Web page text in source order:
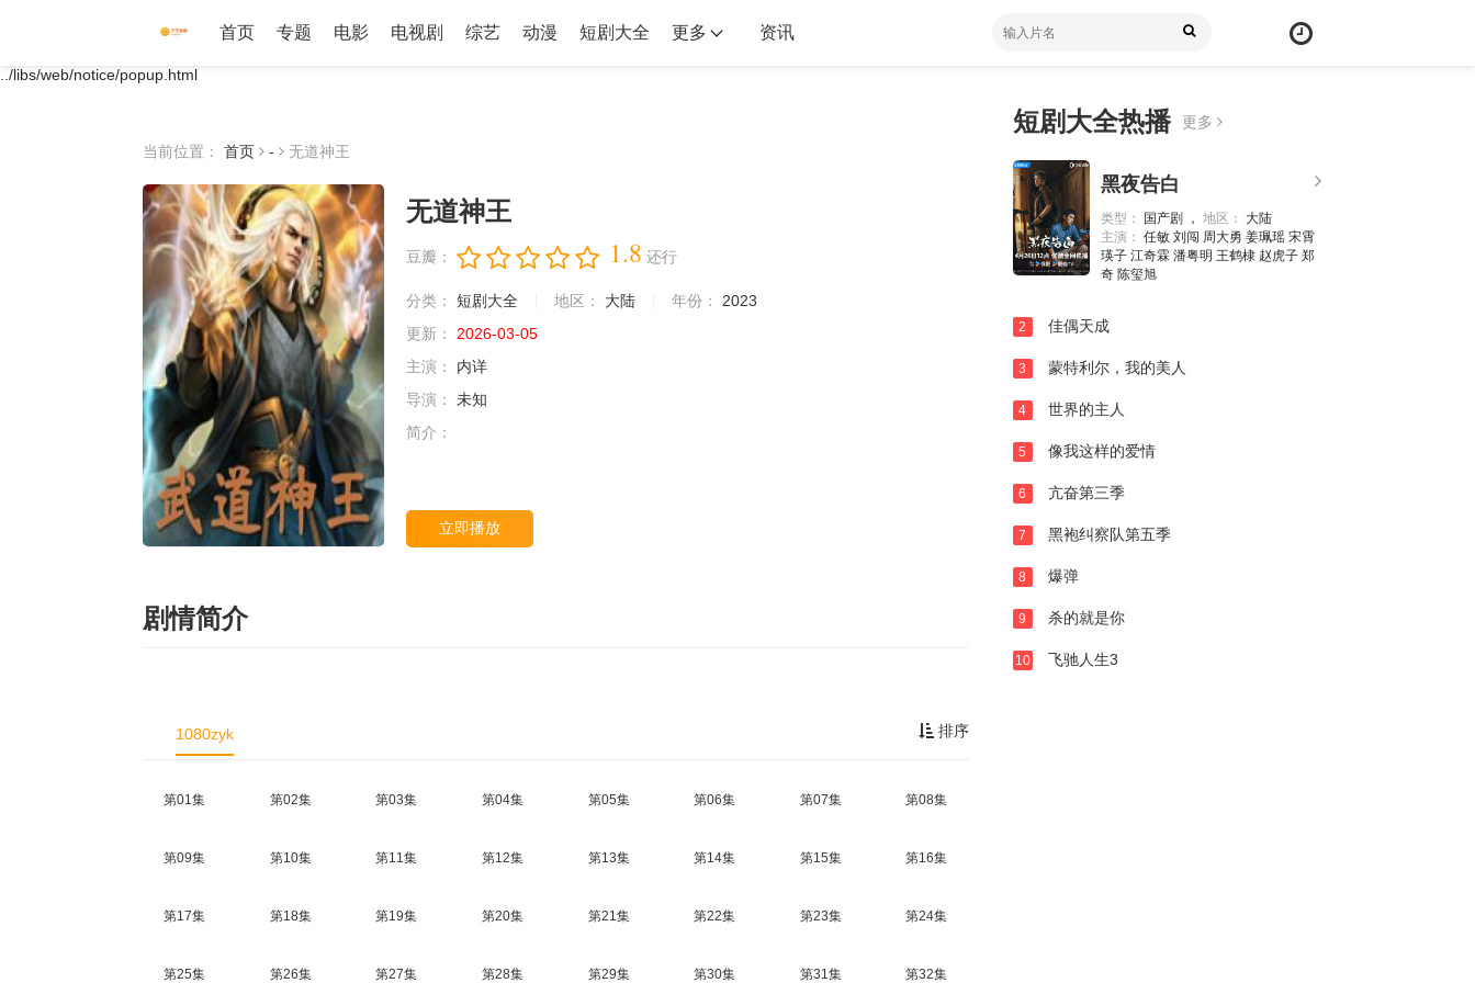
首页 专题 电影 电视剧 综艺 动漫 短剧大全 更多 资讯
../libs/web/notice/popup.html
当前位置： 首页 - 无道神王
无道神王
豆瓣： 1.8 还行
分类： 短剧大全 地区： 大陆 年份：
2023
更新：
2026-03-05
主演：
内详
导演：
未知
简介：
立即播放
剧情简介
排序
1080zyk
第01集 第02集 第03集 第04集 第05集 第06集 第07集 第08集
第09集 第10集 第11集 第12集 第13集 第14集 第15集 第16集
第17集 第18集 第19集 第20集 第21集 第22集 第23集 第24集
第25集 第26集 第27集 第28集 第29集 第30集 第31集 第32集
短剧大全热播 更多
黑夜告白
类型： 国产剧 ， 地区：
大陆
主演： 任敏 刘闯 周大勇 姜珮瑶 宋霄
瑛子 江奇霖 潘粤明 王鹤棣 赵虎子 郑
奇 陈玺旭
2 佳偶天成
3 蒙特利尔，我的美人
4 世界的主人
5 像我这样的爱情
6 亢奋第三季
7 黑袍纠察队第五季
8 爆弹
9 杀的就是你
10 飞驰人生3